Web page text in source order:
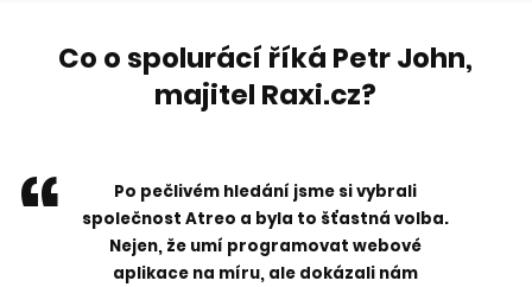
Co o spolurácí říká Petr John,
majitel Raxi.cz?
Po pečlivém hledání jsme si vybrali
společnost Atreo a byla to šťastná volba.
Nejen, že umí programovat webové
aplikace na míru, ale dokázali nám